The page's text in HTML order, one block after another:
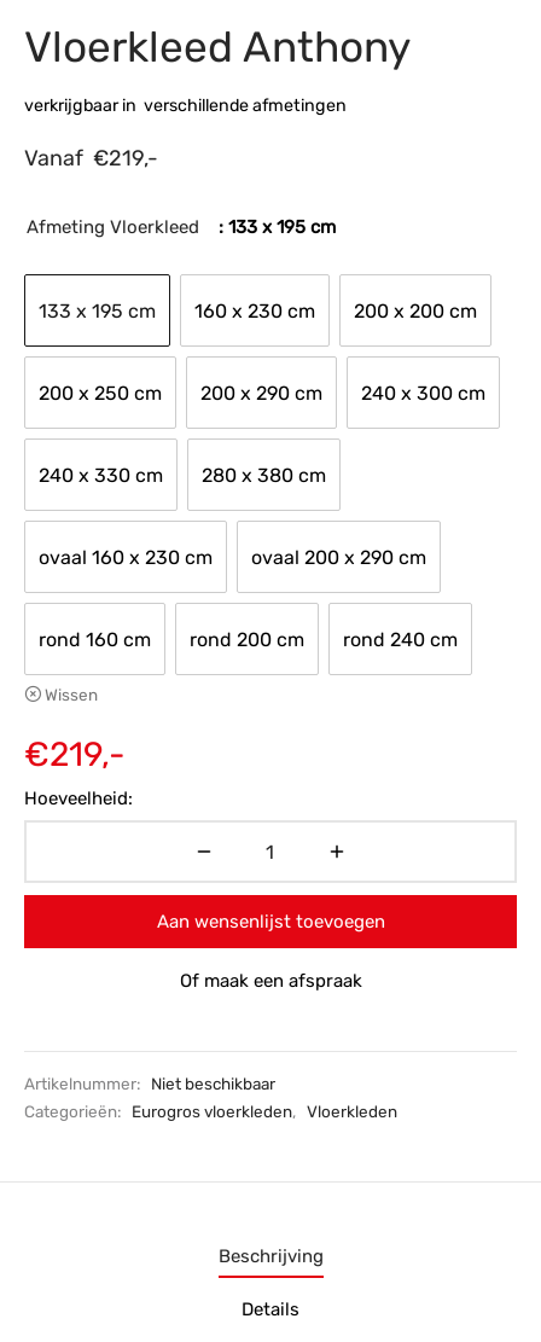
Vloerkleed Anthony
verkrijgbaar in verschillende afmetingen
Vanaf €219,-
Afmeting Vloerkleed : 133 x 195 cm
133 x 195 cm 160 x 230 cm 200 x 200 cm
200 x 250 cm 200 x 290 cm 240 x 300 cm
240 x 330 cm 280 x 380 cm
ovaal 160 x 230 cm ovaal 200 x 290 cm
rond 160 cm rond 200 cm rond 240 cm
Wissen
€219,-
Hoeveelheid:
Aan wensenlijst toevoegen
Of maak een afspraak
Artikelnummer:
Niet beschikbaar
Categorieën:
Eurogros vloerkleden, Vloerkleden
Beschrijving
Details
Toonmodellen
toonmodel
PVC
PVC
en montageservice